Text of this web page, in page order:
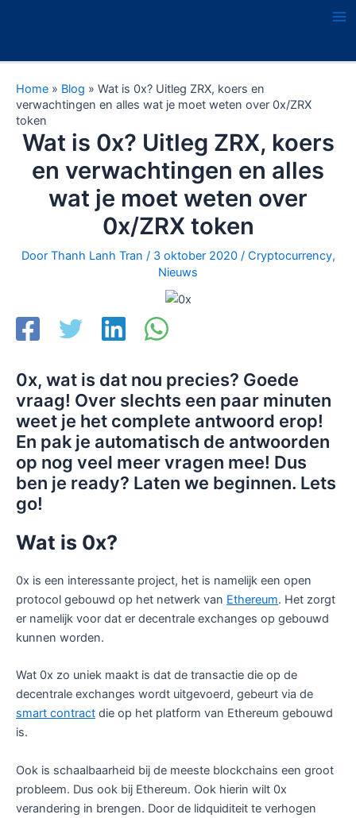
inhoud
Home » Blog » Wat is 0x? Uitleg ZRX, koers en
verwachtingen en alles wat je moet weten over 0x/ZRX
token
Wat is 0x? Uitleg ZRX, koers
en verwachtingen en alles
wat je moet weten over
0x/ZRX token
Door Thanh Lanh Tran / 3 oktober 2020 / Cryptocurrency,
Nieuws
0x, wat is dat nou precies? Goede
vraag! Over slechts een paar minuten
weet je het complete antwoord erop!
En pak je automatisch de antwoorden
op nog veel meer vragen mee! Dus
ben je ready? Laten we beginnen. Lets
go!
Wat is 0x?
0x is een interessante project, het is namelijk een open
protocol gebouwd op het netwerk van Ethereum. Het zorgt
er namelijk voor dat er decentrale exchanges op gebouwd
kunnen worden.
Wat 0x zo uniek maakt is dat de transactie die op de
decentrale exchanges wordt uitgevoerd, gebeurt via de
smart contract die op het platform van Ethereum gebouwd
is.
Ook is schaalbaarheid bij de meeste blockchains een groot
probleem. Dus ook bij Ethereum. Ook hierin wilt 0x
verandering in brengen. Door de lidquiditeit te verhogen